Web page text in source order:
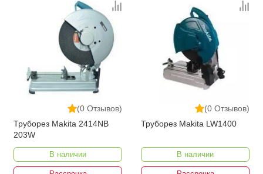
(0 Отзывов)
Труборез Makita 2414NB
203W
В наличии
(0 Отзывов)
Труборез Makita LW1400
В наличии